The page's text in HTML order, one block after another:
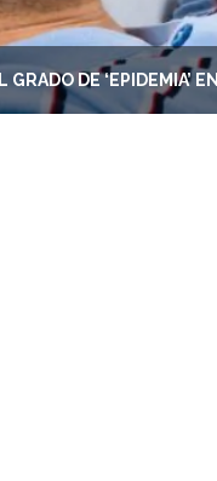
GRADO DE ‘EPIDEMIA’